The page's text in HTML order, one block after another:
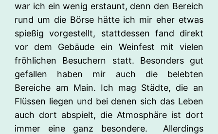
war ich ein wenig erstaunt, denn den Bereich
rund um die Börse hätte ich mir eher etwas
spießig vorgestellt, stattdessen fand direkt
vor dem Gebäude ein Weinfest mit vielen
fröhlichen Besuchern statt. Besonders gut
gefallen haben mir auch die belebten
Bereiche am Main. Ich mag Städte, die an
Flüssen liegen und bei denen sich das Leben
auch dort abspielt, die Atmosphäre ist dort
immer eine ganz besondere. Allerdings